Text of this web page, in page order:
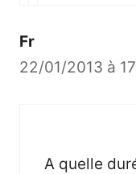
Fr
22/01/2013 à
A quelle